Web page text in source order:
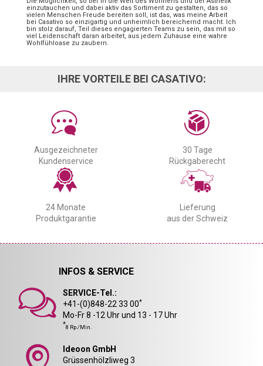
einzutauchen und dabei aktiv das Sortiment zu gestalten, das so
vielen Menschen Freude bereiten soll, ist das, was meine Arbeit
bei Casativo so einzigartig und unheimlich bereichernd macht. Ich
bin stolz darauf, Teil dieses engagierten Teams zu sein, das mit so
viel Leidenschaft daran arbeitet, aus jedem Zuhause eine wahre
Wohlfühloase zu zaubern.
IHRE VORTEILE BEI CASATIVO:
Ausgezeichneter
Kundenservice
30 Tage
Rückgaberecht
24 Monate
Produktgarantie
Lieferung
aus der Schweiz
INFOS & SERVICE
SERVICE-Tel.:
+41-(0)848-22 33 00*
Mo-Fr 8 -12 Uhr und 13 - 17 Uhr
*8 Rp./Min.
Ideoon GmbH
Grüssenhölzliweg 3